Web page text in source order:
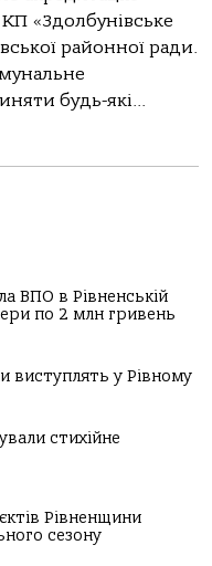
КП «Здолбунівське
районної ради.
будь-які...
ВПО в Рівненській
по 2 млн гривень
виступлять у Рівному
стихійне
Рівненщини
сезону